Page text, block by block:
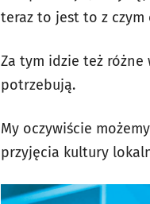
teraz to jest to z
Za tym idzie też
potrzebują.
My oczywiście
przyjęcia kultury